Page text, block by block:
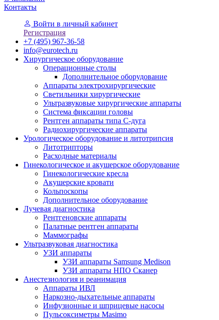
Контакты
Войти в личный кабинет
Регистрация
+7 (495) 967-36-58
info@eurotech.ru
Хирургическое оборудование
Операционные столы
Дополнительное оборудование
Аппараты электрохирургические
Светильники хирургические
Ультразвуковые хирургические аппараты
Система фиксации головы
Рентген аппараты типа С-дуга
Радиохирургические аппараты
Урологическое оборудование и литотрипсия
Литотрипторы
Расходные материалы
Гинекологическое и акушерское оборудование
Гинекологические кресла
Акушерские кровати
Кольпоскопы
Дополнительное оборудование
Лучевая диагностика
Рентгеновские аппараты
Палатные рентген аппараты
Маммографы
Ультразвуковая диагностика
УЗИ аппараты
УЗИ аппараты Samsung Medison
УЗИ аппараты НПО Сканер
Анестезиология и реанимация
Аппараты ИВЛ
Наркозно-дыхательные аппараты
Инфузионные и шприцевые насосы
Пульсоксиметры Masimo